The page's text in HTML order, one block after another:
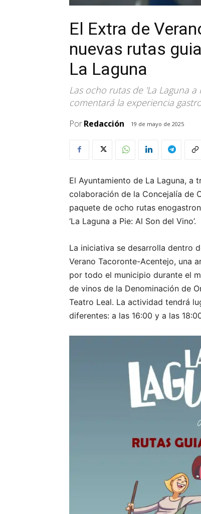
El Extra de
nuevas rutas
La Laguna
Las ocho rutas de 'La Laguna
comentará la experiencia
PorRedacción 19 de mayo de 2025
El Ayuntamiento de La Laguna, a
colaboración de la Concejalía de
paquete de ocho rutas
‘La Laguna a Pie: Al Son del Vino’.
La iniciativa se desarrolla dentro
Verano Tacoronte-Acentejo, una
por todo el municipio durante el
de vinos de la Denominación de
Teatro Leal. La actividad tendrá
diferentes: a las 16:00 y a las